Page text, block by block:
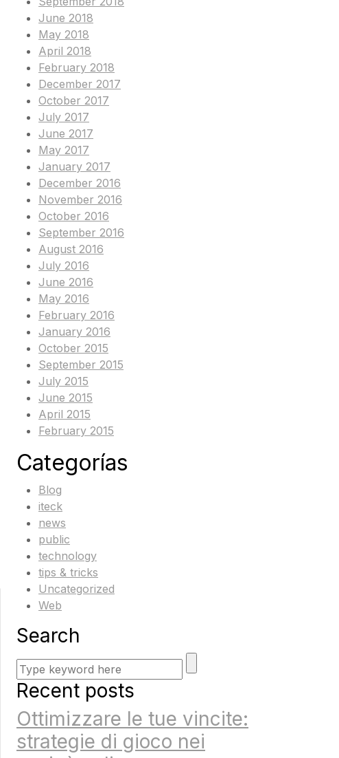
June 2018
May 2018
April 2018
February 2018
December 2017
October 2017
July 2017
June 2017
May 2017
January 2017
December 2016
November 2016
October 2016
September 2016
August 2016
July 2016
June 2016
May 2016
February 2016
January 2016
October 2015
September 2015
July 2015
June 2015
April 2015
February 2015
Categorías
Blog
iteck
news
public
technology
tips & tricks
Uncategorized
Web
Search
Recent posts
Ottimizzare le tue vincite:
strategie di gioco nei